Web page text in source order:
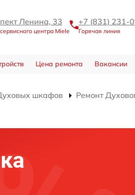
Ленина, 33
центра Miele
+7 (831) 231-
Горячая линия
Цена ремонта Вакансии
шкафов
Ремонт